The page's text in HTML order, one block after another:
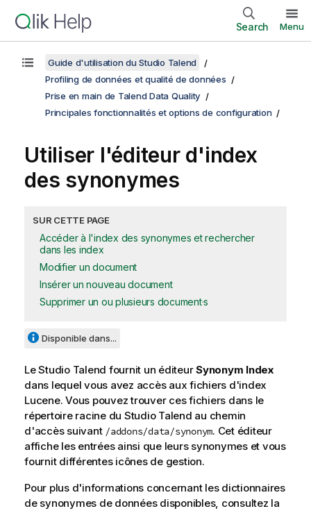
Search Menu
Guide d'utilisation du Studio Talend
Profiling de données et qualité de données
Prise en main de Talend Data Quality
Principales fonctionnalités et options de configuration
Utiliser l'éditeur d'index
des synonymes
SUR CETTE PAGE
Accéder à l'index des synonymes et rechercher
dans les index
Modifier un document
Insérer un nouveau document
Supprimer un ou plusieurs document·s
Disponible dans...
LeStudio Talend fournit un éditeurSynonym Index
dans lequel vous avez accès aux fichiers d'index
Lucene. Vous pouvez trouver ces fichiers dans le
répertoire racine du Studio Talend au chemin
d'accès suivant /addons/data/synonym. Cet éditeur
affiche les entrées ainsi que leurs synonymes et vous
fournit différentes icônes de gestion.
Pour plus d'informations concernant les dictionnaires
de synonymes de données disponibles, consultez la